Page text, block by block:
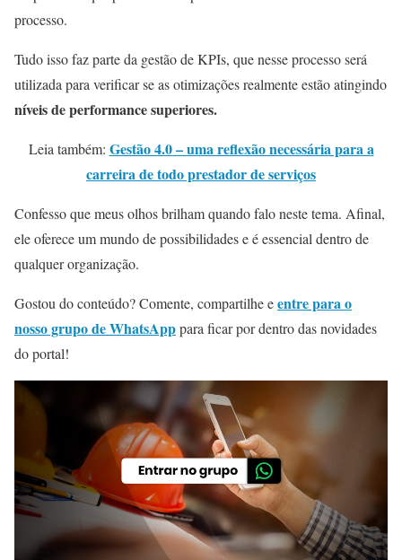
processo.
Tudo isso faz parte da gestão de KPIs, que nesse processo será
utilizada para verificar se as otimizações realmente estão atingindo
níveis de performance superiores.
Leia também: Gestão 4.0 – uma reflexão necessária para a
carreira de todo prestador de serviços
Confesso que meus olhos brilham quando falo neste tema. Afinal,
ele oferece um mundo de possibilidades e é essencial dentro de
qualquer organização.
Gostou do conteúdo? Comente, compartilhe eentre para o
nosso grupo de WhatsApppara ficar por dentro das novidades
do portal!